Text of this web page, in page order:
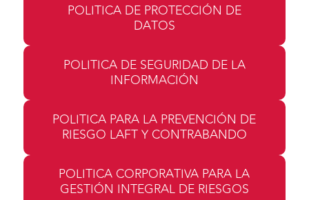
POLITICA DE PROTECCIÓN DE
DATOS
POLITICA DE SEGURIDAD DE LA
INFORMACIÓN
POLITICA PARA LA PREVENCIÓN DE
RIESGO LAFT Y CONTRABANDO
POLITICA CORPORATIVA PARA LA
GESTIÓN INTEGRAL DE RIESGOS